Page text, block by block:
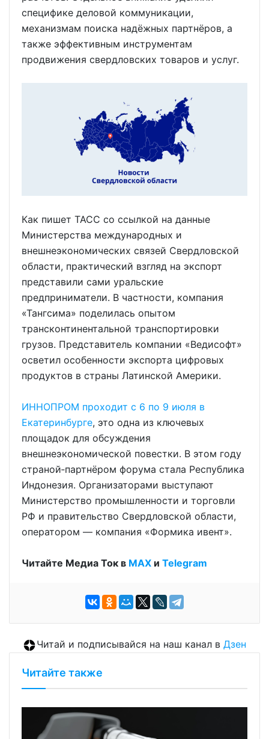
специфике деловой коммуникации,
механизмам поиска надёжных партнёров, а
также эффективным инструментам
продвижения свердловских товаров и услуг.
Как пишет ТАСС со ссылкой на данные
Министерства международных и
внешнеэкономических связей Свердловской
области, практический взгляд на экспорт
представили сами уральские
предприниматели. В частности, компания
«Тангсима» поделилась опытом
трансконтинентальной транспортировки
грузов. Представитель компании «Ведисофт»
осветил особенности экспорта цифровых
продуктов в страны Латинской Америки.
ИННОПРОМ проходит с 6 по 9 июля в
Екатеринбурге, это одна из ключевых
площадок для обсуждения
внешнеэкономической повестки. В этом году
страной‑партнёром форума стала Республика
Индонезия. Организаторами выступают
Министерство промышленности и торговли
РФ и правительство Свердловской области,
оператором — компания «Формика ивент».
Читайте Медиа Ток в МАХ и Telegram
Читай и подписывайся на наш канал в Дзен
Читайте также